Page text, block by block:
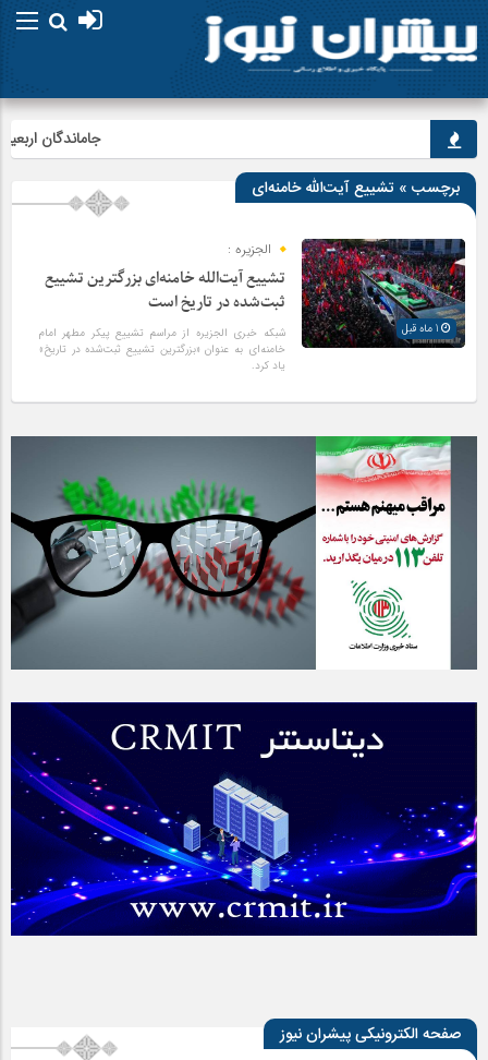
جاماندگان اربعین
برچسب » تشییع آیت‌الله خامنه‌ای
الجزیره :
تشییع آیت‌الله خامنه‌ای بزرگترین تشییع
ثبت‌شده در تاریخ است
شبکه خبری الجزیره از مراسم تشییع پیکر مطهر امام
خامنه‌ای به عنوان «بزرگترین تشییع ثبت‌شده در تاریخ»
یاد کرد.
صفحه الکترونیکی پیشران نیوز